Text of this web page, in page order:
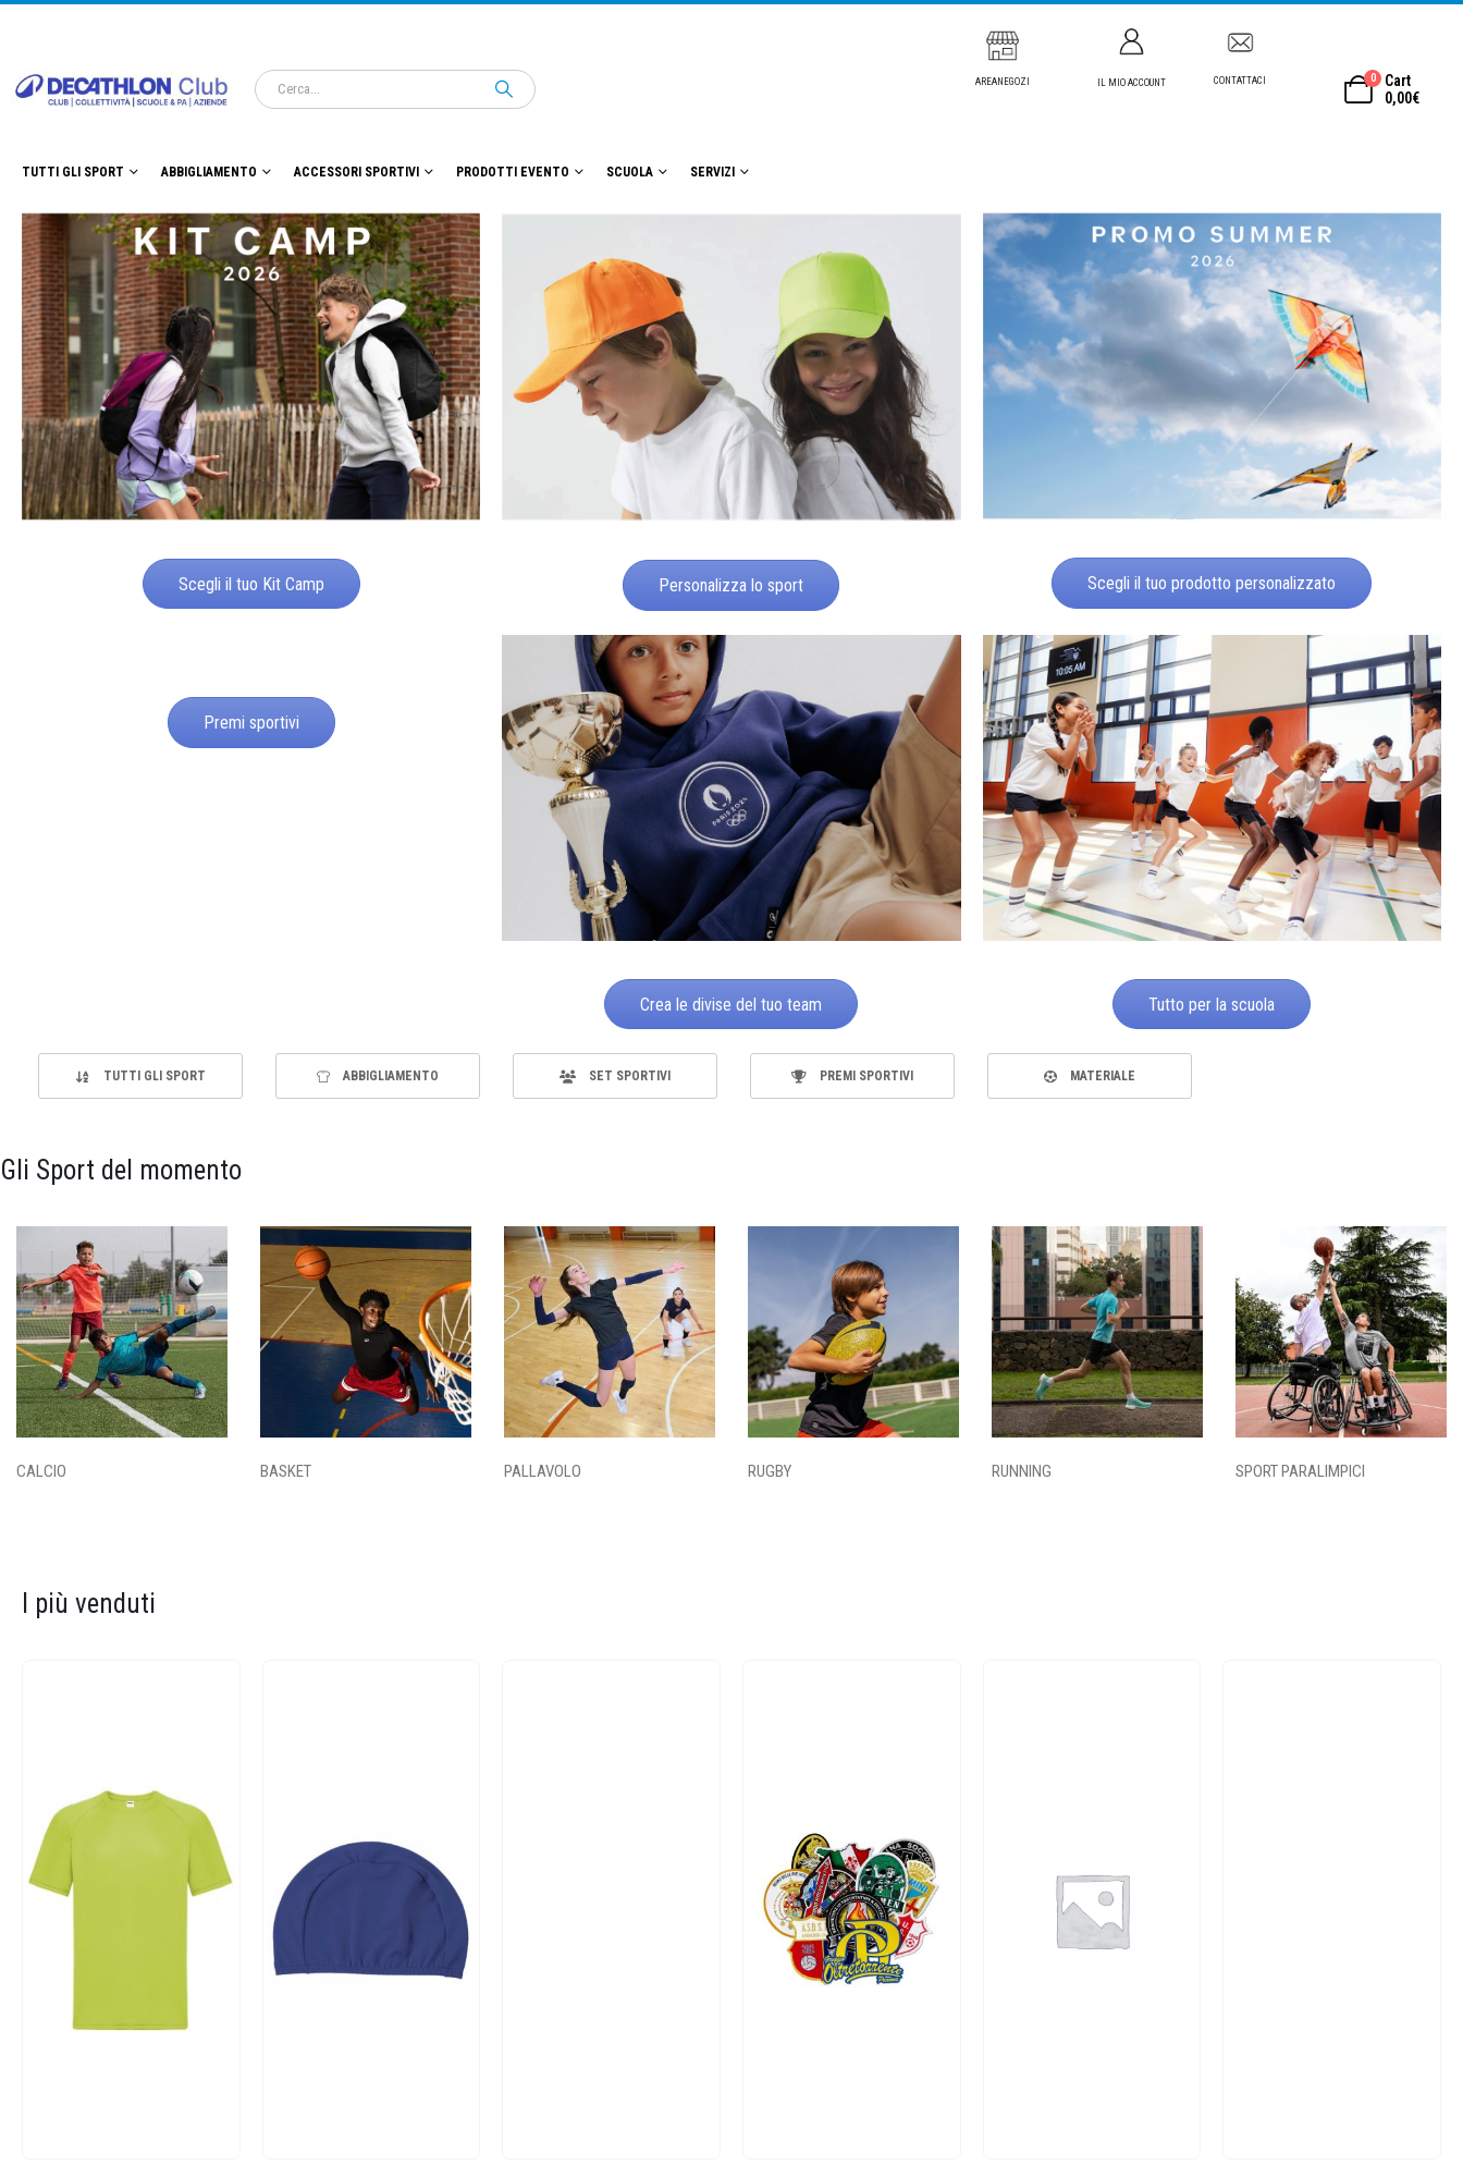
AREANEGOZI IL MIO ACCOUNT CONTATTACI 0
Cart
0,00€
TUTTI GLI SPORT ABBIGLIAMENTO ACCESSORI SPORTIVI PRODOTTI EVENTO SCUOLA SERVIZI
Scegli il tuo Kit Camp Personalizza lo sport Scegli il tuo prodotto personalizzato
Premi sportivi
Crea le divise del tuo team Tutto per la scuola
TUTTI GLI SPORT ABBIGLIAMENTO SET SPORTIVI PREMI SPORTIVI MATERIALE
Gli Sport del momento
CALCIO BASKET PALLAVOLO RUGBY RUNNING SPORT PARALIMPICI
I più venduti